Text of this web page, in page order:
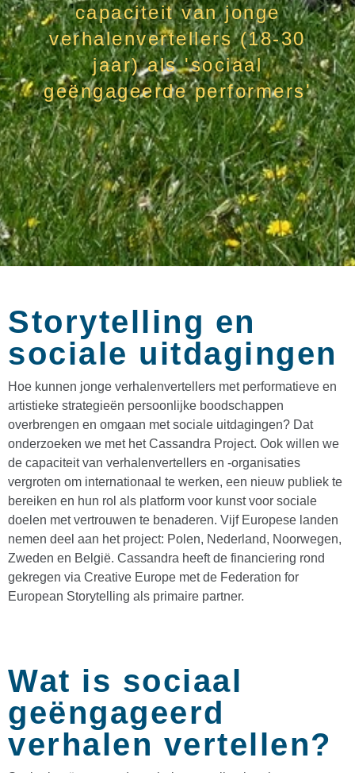
capaciteit van jonge
verhalenvertellers (18-30
jaar) als 'sociaal
geëngageerde performers'
Storytelling en
sociale uitdagingen
Hoe kunnen jonge verhalenvertellers met performatieve en
artistieke strategieën persoonlijke boodschappen
overbrengen en omgaan met sociale uitdagingen? Dat
onderzoeken we met het Cassandra Project. Ook willen we
de capaciteit van verhalenvertellers en -organisaties
vergroten om internationaal te werken, een nieuw publiek te
bereiken en hun rol als platform voor kunst voor sociale
doelen met vertrouwen te benaderen. Vijf Europese landen
nemen deel aan het project: Polen, Nederland, Noorwegen,
Zweden en België. Cassandra heeft de financiering rond
gekregen via Creative Europe met de Federation for
European Storytelling als primaire partner.
Wat is sociaal
geëngageerd
verhalen vertellen?